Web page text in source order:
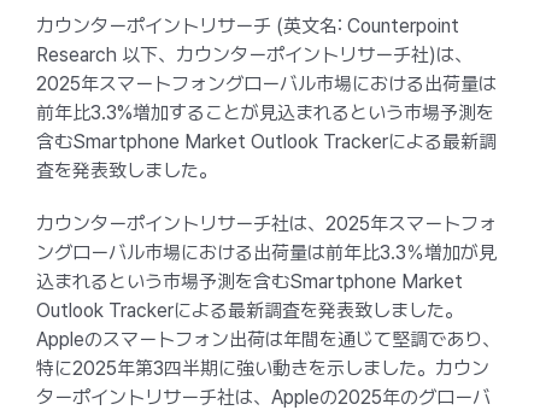
カウンターポイントリサーチ (英文名: Counterpoint
Research 以下、カウンターポイントリサーチ社)は、
2025年スマートフォングローバル市場における出荷量は
前年比3.3%増加することが見込まれるという市場予測を
含むSmartphone Market Outlook Trackerによる最新調
査を発表致しました。
カウンターポイントリサーチ社は、2025年スマートフォ
ングローバル市場における出荷量は前年比3.3％増加が見
込まれるという市場予測を含むSmartphone Market
Outlook Trackerによる最新調査を発表致しました。
Appleのスマートフォン出荷は年間を通じて堅調であり、
特に2025年第3四半期に強い動きを示しました。カウン
ターポイントリサーチ社は、Appleの2025年のグローバ